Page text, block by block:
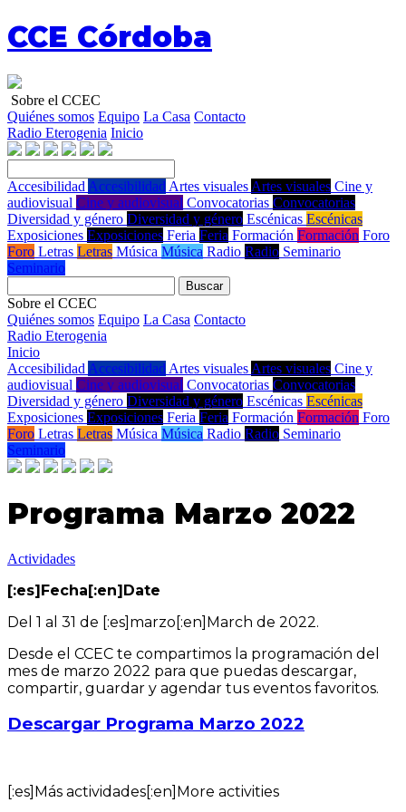
CCE Córdoba
Sobre el CCEC
Quiénes somos Equipo La Casa Contacto
Radio Eterogenia Inicio
Accesibilidad Accesibilidad Artes visuales Artes visuales Cine y
audiovisual Cine y audiovisual Convocatorias Convocatorias
Diversidad y género Diversidad y género Escénicas Escénicas
Exposiciones Exposiciones Feria Feria Formación Formación Foro
Foro Letras Letras Música Música Radio Radio Seminario
Seminario
Buscar
Sobre el CCEC
Quiénes somos Equipo La Casa Contacto
Radio Eterogenia
Inicio
Accesibilidad Accesibilidad Artes visuales Artes visuales Cine y
audiovisual Cine y audiovisual Convocatorias Convocatorias
Diversidad y género Diversidad y género Escénicas Escénicas
Exposiciones Exposiciones Feria Feria Formación Formación Foro
Foro Letras Letras Música Música Radio Radio Seminario
Seminario
Programa Marzo 2022
Actividades
[:es]Fecha[:en]Date
Del 1 al 31 de [:es]marzo[:en]March de 2022.
Desde el CCEC te compartimos la programación del
mes de marzo 2022 para que puedas descargar,
compartir, guardar y agendar tus eventos favoritos.
Descargar Programa Marzo 2022
[:es]Más actividades[:en]More activities